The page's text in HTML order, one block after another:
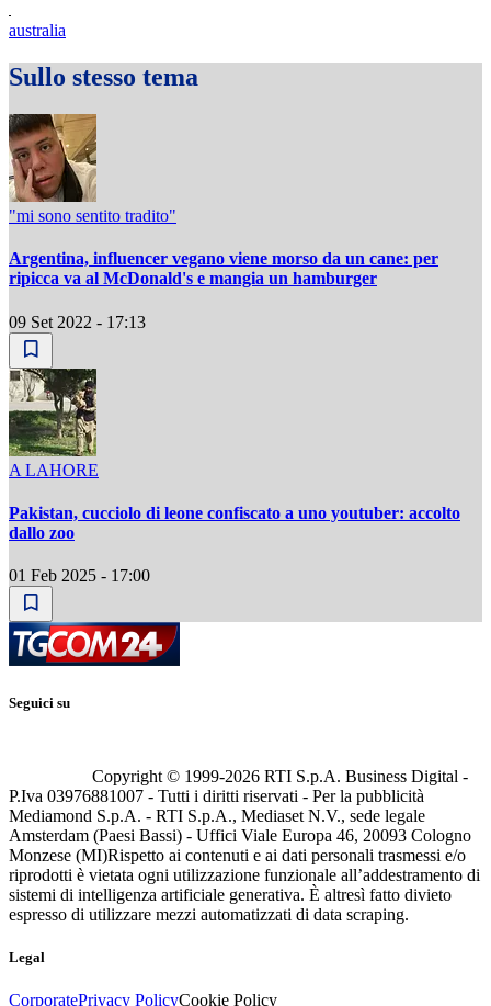
australia
Sullo stesso tema
"mi sono sentito tradito"
Argentina, influencer vegano viene morso da un cane: per
ripicca va al McDonald's e mangia un hamburger
09 Set 2022 - 17:13
A LAHORE
Pakistan, cucciolo di leone confiscato a uno youtuber: accolto
dallo zoo
01 Feb 2025 - 17:00
Seguici su
Copyright © 1999-2026 RTI S.p.A. Business Digital -
P.Iva 03976881007 - Tutti i diritti riservati - Per la pubblicità
Mediamond S.p.A. - RTI S.p.A., Mediaset N.V., sede legale
Amsterdam (Paesi Bassi) - Uffici Viale Europa 46, 20093 Cologno
Monzese (MI)Rispetto ai contenuti e ai dati personali trasmessi e/o
riprodotti è vietata ogni utilizzazione funzionale all’addestramento di
sistemi di intelligenza artificiale generativa. È altresì fatto divieto
espresso di utilizzare mezzi automatizzati di data scraping.
Legal
CorporatePrivacy PolicyCookie Policy